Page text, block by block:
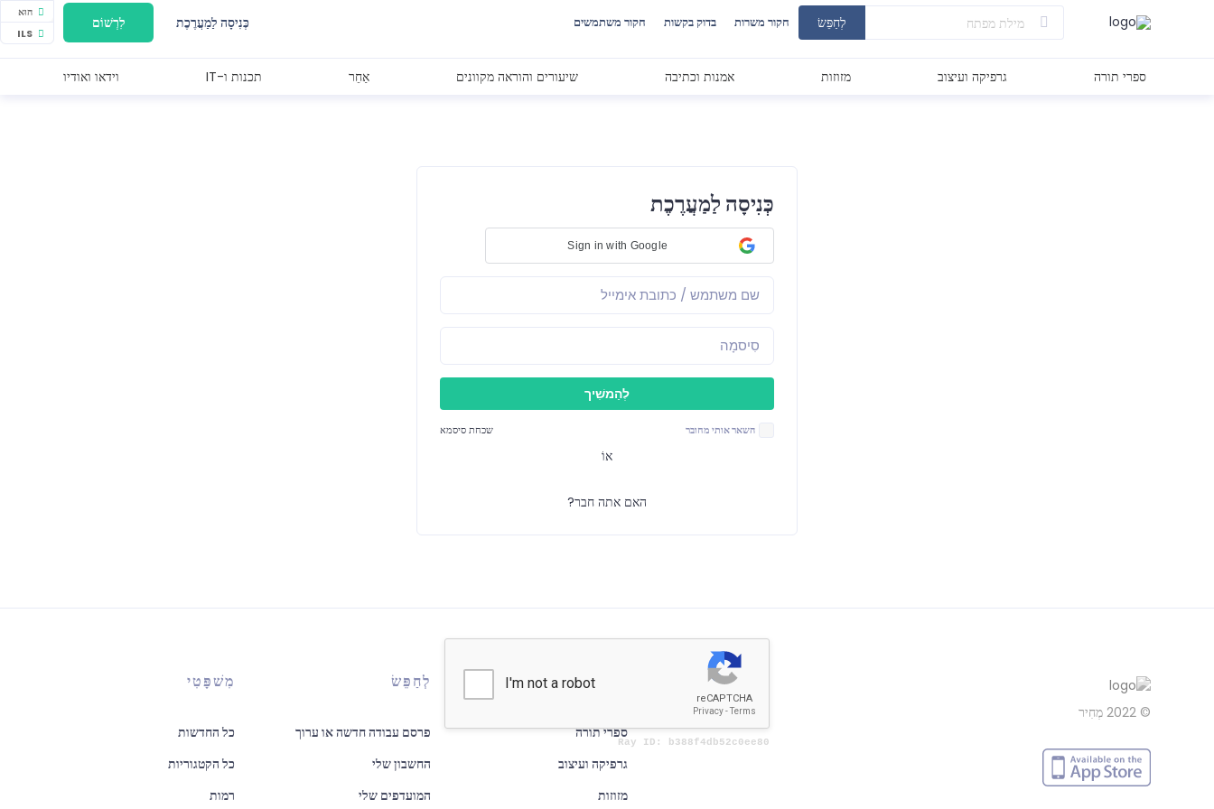
הוּא
ILS
לְחַפֵּשׂ חקור משרות בדוק בקשות חקור משתמשים כְּנִיסָה לַמַעֲרֶכֶת לִרְשׁוֹם
ספרי תורה גרפיקה ועיצוב מזוזות אמנות וכתיבה שיעורים והוראה מקוונים אַחֵר תכנות ו-IT וידאו ואודיו
כְּנִיסָה לַמַעֲרֶכֶת
Sign in with Google
השאר אותי מחובר שכחת סיסמא
אוֹ
האם אתה חבר?
© 2022 מְחִיר
אימות
ספרי תורה
גרפיקה ועיצוב
מזוזות
לְחַפֵּשׂ
פרסם עבודה חדשה או ערוך
החשבון שלי
המועדפים שלי
מִשׁפָּטִי
כל החדשות
כל הקטגוריות
רמות